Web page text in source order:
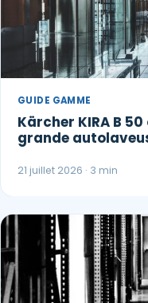
GUIDE GAMME
Kärcher KIRA B
grande
21 juillet 2026 · 3 min